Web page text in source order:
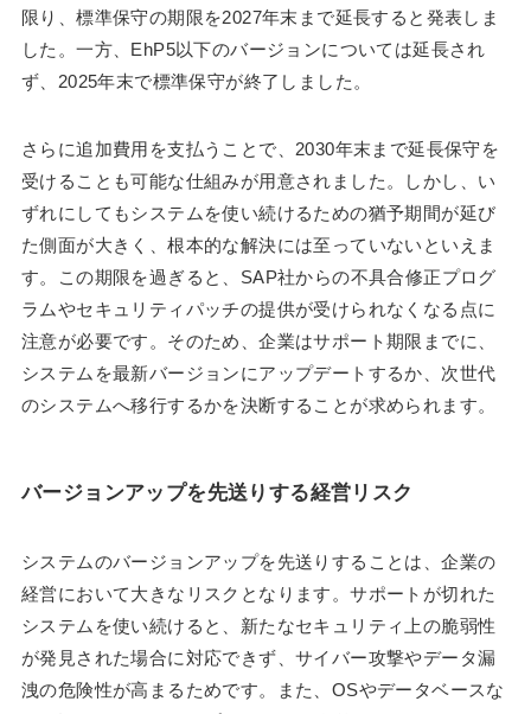
限り、標準保守の期限を2027年末まで延長すると発表しま
した。一方、EhP5以下のバージョンについては延長され
ず、2025年末で標準保守が終了しました。
さらに追加費用を支払うことで、2030年末まで延長保守を
受けることも可能な仕組みが用意されました。しかし、い
ずれにしてもシステムを使い続けるための猶予期間が延び
た側面が大きく、根本的な解決には至っていないといえま
す。この期限を過ぎると、SAP社からの不具合修正プログ
ラムやセキュリティパッチの提供が受けられなくなる点に
注意が必要です。そのため、企業はサポート期限までに、
システムを最新バージョンにアップデートするか、次世代
のシステムへ移行するかを決断することが求められます。
バージョンアップを先送りする経営リスク
システムのバージョンアップを先送りすることは、企業の
経営において大きなリスクとなります。サポートが切れた
システムを使い続けると、新たなセキュリティ上の脆弱性
が発見された場合に対応できず、サイバー攻撃やデータ漏
洩の危険性が高まるためです。また、OSやデータベースな